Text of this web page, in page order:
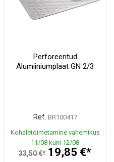
Perforeeritud
Alumiiniumplaat GN 2/3
Ref. BR100417
Kohaletoimetamine vahemikus
11/08 kuni 12/08
33,50 €* 19,85 €*